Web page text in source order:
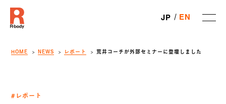
JP EN
HOME NEWS レポート 荒井コーチが外部セミナーに登壇しました
#レポート